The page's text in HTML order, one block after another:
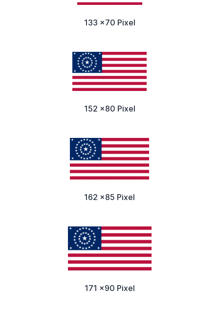
133 x70 Pixel
152 x80 Pixel
162 x85 Pixel
171 x90 Pixel